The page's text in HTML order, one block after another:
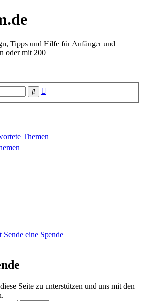
Tipps und Hilfe für Anfänger und
oder mit 200
Suche
Themen
Sende eine Spende
Seite zu unterstützen und uns mit den